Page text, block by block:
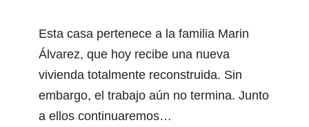
Esta casa pertenece a la familia Marin
Álvarez, que hoy recibe una nueva
vivienda totalmente reconstruida. Sin
embargo, el trabajo aún no termina. Junto
a ellos continuaremos…